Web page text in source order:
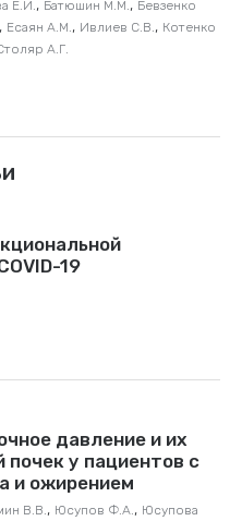
Е.И., Батюшин М.М., Бевзенко
, Есаян А.М., Ивлиев С.В., Котенко
А.Г.
19
давление и их
почек у пациентов с
и ожирением
В.В., Юсупов Ф.А., Юсупова